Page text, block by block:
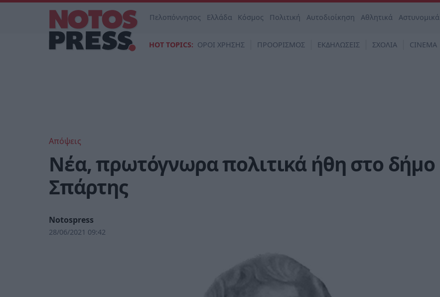
Πελοπόννησος Ελλάδα Κόσμος Πολιτική Αυτοδιοίκηση Αθλητικά Αστυνομικά
HOT TOPICS: ΟΡΟΙ ΧΡΗΣΗΣ ΠΡΟΟΡΙΣΜΟΣ ΕΚΔΗΛΩΣΕΙΣ ΣΧΟΛΙΑ CINEMA
Απόψεις
Νέα, πρωτόγνωρα πολιτικά ήθη στο δήμο
Σπάρτης
Notospress
28/06/2021 09:42